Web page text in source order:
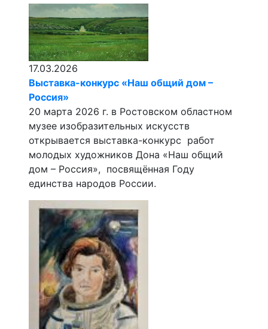
17.03.2026
Выставка-конкурс «Наш общий дом –
Россия»
20 марта 2026 г. в Ростовском областном
музее изобразительных искусств
открывается выставка-конкурс работ
молодых художников Дона «Наш общий
дом – Россия», посвящённая Году
единства народов России.